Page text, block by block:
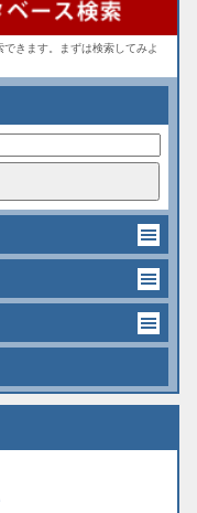
きます。まずは検索してみよ